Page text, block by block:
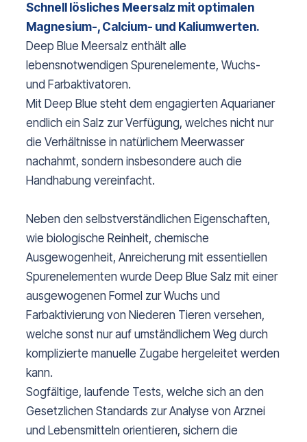
Schnell lösliches Meersalz mit optimalen
Magnesium-, Calcium- und Kaliumwerten.
Deep Blue Meersalz enthält alle
lebensnotwendigen Spurenelemente, Wuchs-
und Farbaktivatoren.
Mit Deep Blue steht dem engagierten Aquarianer
endlich ein Salz zur Verfügung, welches nicht nur
die Verhältnisse in natürlichem Meerwasser
nachahmt, sondern insbesondere auch die
Handhabung vereinfacht.
Neben den selbstverständlichen Eigenschaften,
wie biologische Reinheit, chemische
Ausgewogenheit, Anreicherung mit essentiellen
Spurenelementen wurde Deep Blue Salz mit einer
ausgewogenen Formel zur Wuchs und
Farbaktivierung von Niederen Tieren versehen,
welche sonst nur auf umständlichem Weg durch
komplizierte manuelle Zugabe hergeleitet werden
kann.
Sogfältige, laufende Tests, welche sich an den
Gesetzlichen Standards zur Analyse von Arznei
und Lebensmitteln orientieren, sichern die